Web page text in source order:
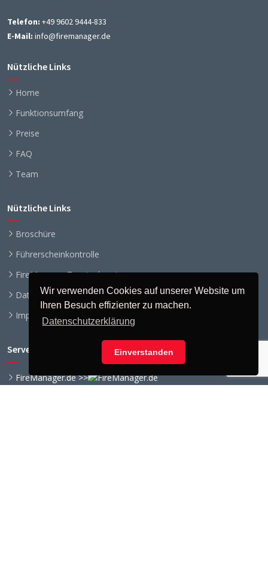
Wir verwenden Cookies auf unserer Website um
Ihren Besuch effizienter zu machen.
Datenschutzerklärung
Einverstanden
Telefon: +49 9602 9444-833
E-Mail: info@firemanager.de
Nützliche Links
Home
Funktionsumfang
Preise
FAQ
Team
Nützliche Links
Broschüre
Führerscheinkontrolle
FireManager Zusatzalarmierung
Datenschutz
Impressum
Serverstatus
FireManager.de >>